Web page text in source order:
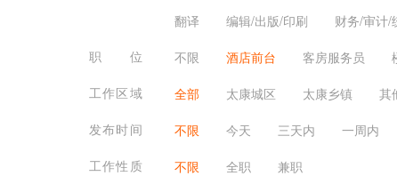
翻译
编辑/出版/印刷 财务/审计/
职位
不限 酒店前台 客房服务员
工作区域
全部 太康城区 太康乡镇
其
发布时间
不限 今天 三天内 一周内
工作性质
不限 全职
兼职